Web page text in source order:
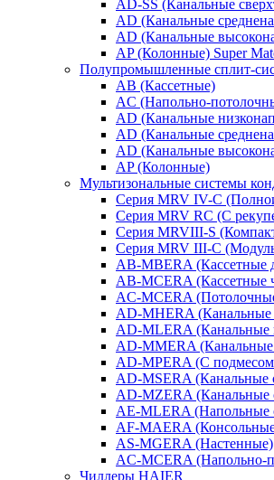
AD-SS (Канальные
AD (Канальные
AD (Канальные
AP (Колонные) Super
Полупромышленные сплит-
AB (Кассетные)
AC (Напольно-
AD (Канальные
AD (Канальные
AD (Канальные
AP (Колонные)
Мультизональные системы
Серия MRV IV-C
Серия MRV RC (С
Серия MRVIII-S
Серия MRV III-C
AB-MBERA (Кассетные
AB-MCERA (Кассетные
AС-MСERA
AD-MHERA (Канальные
AD-MLERA (Канальные
AD-MMERA (Канальные
AD-MPERA (С подмесом
AD-MSERA (Канальные
AD-MZERA (Канальные
AE-MLERA (Напольные
AF-MAERA
AS-MGERA (Настенные)
AС-MСERA (Напольно-
Чиллеры HAIER